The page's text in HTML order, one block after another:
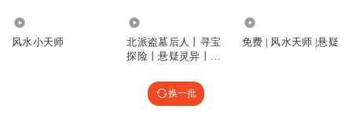
风水小天师
北派盗墓后人丨寻宝
探险丨悬疑灵异丨摸
免费 | 风水天师 |悬疑
换一批